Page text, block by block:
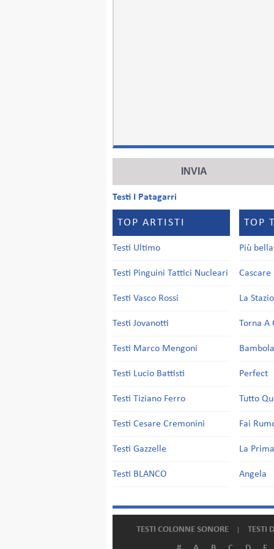
Testi I Patagarri
TOP ARTISTI
Testi Ultimo
Testi Pinguini Tattici Nucleari
Testi Vasco Rossi
Testi Jovanotti
Testi Marco Mengoni
Testi Lucio Battisti
Testi Tiziano Ferro
Testi Cesare Cremonini
Testi Gazzelle
Testi BLANCO
TOP
Più
Cascare
La
Torna A
Bambola
Perfect
Tutto
Fai
La
Angela
TESTI COLONNE SONORE TESTI